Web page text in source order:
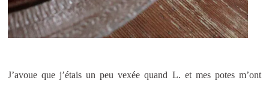
J’avoue que j’étais un peu vexée quand L. et mes potes m’ont